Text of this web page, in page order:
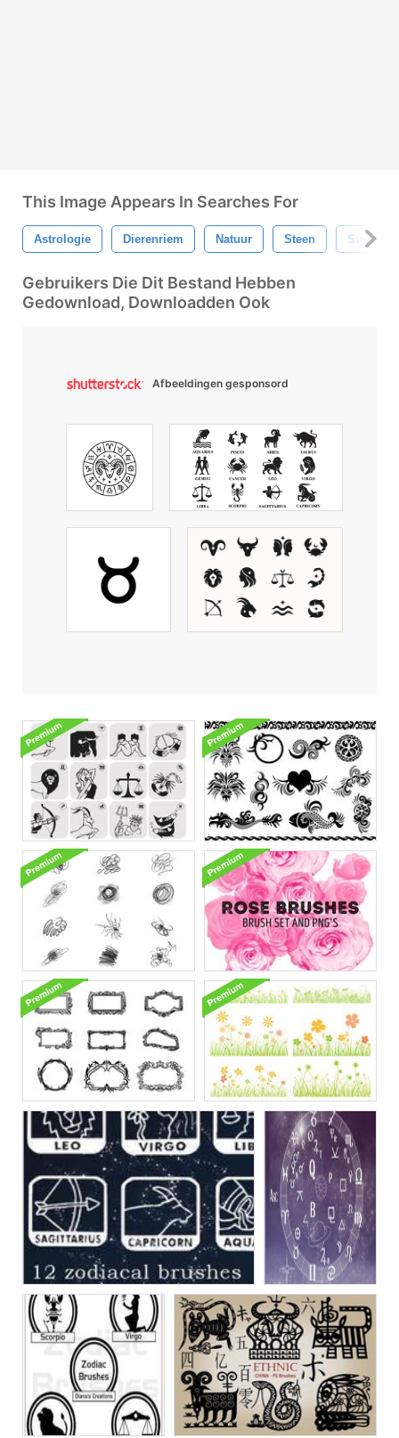
This Image Appears In Searches For
Astrologie Dierenriem Natuur Steen Structuur
Gebruikers Die Dit Bestand Hebben
Gedownload, Downloadden Ook
Afbeeldingen gesponsord